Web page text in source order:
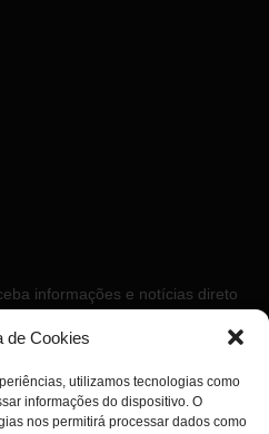
de Cookies
utilizamos tecnologias como
informações do dispositivo. O
nos permitirá processar dados como
informações e notícias direto